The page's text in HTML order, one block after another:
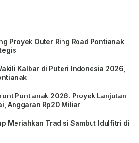
Proyek Outer Ring Road Pontianak
Kalbar di Puteri Indonesia 2026,
Pontianak 2026: Proyek Lanjutan
Anggaran Rp20 Miliar
Meriahkan Tradisi Sambut Idulfitri di